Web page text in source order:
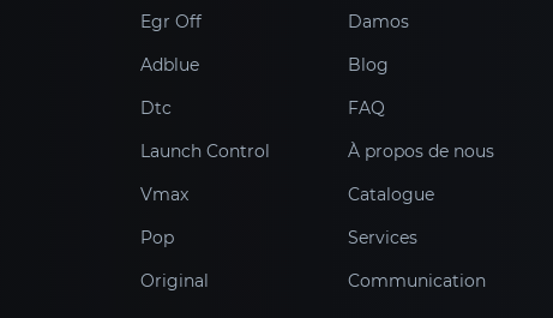
Egr Off
Adblue
Dtc
Launch Control
Vmax
Pop
Original
Damos
Blog
FAQ
À propos de nous
Catalogue
Services
Communication